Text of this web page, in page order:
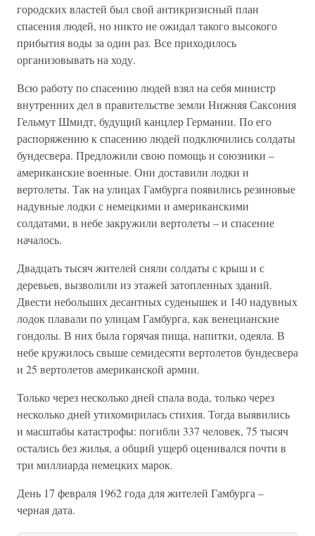
городских властей был свой антикризисный план
спасения людей, но никто не ожидал такого высокого
прибытия воды за один раз. Все приходилось
организовывать на ходу.
Всю работу по спасению людей взял на себя министр
внутренних дел в правительстве земли Нижняя Саксония
Гельмут Шмидт, будущий канцлер Германии. По его
распоряжению к спасению людей подключились солдаты
бундесвера. Предложили свою помощь и союзники –
американские военные. Они доставили лодки и
вертолеты. Так на улицах Гамбурга появились резиновые
надувные лодки с немецкими и американскими
солдатами, в небе закружили вертолеты – и спасение
началось.
Двадцать тысяч жителей сняли солдаты с крыш и с
деревьев, вызволили из этажей затопленных зданий.
Двести небольших десантных суденышек и 140 надувных
лодок плавали по улицам Гамбурга, как венецианские
гондолы. В них была горячая пища, напитки, одеяла. В
небе кружилось свыше семидесяти вертолетов бундесвера
и 25 вертолетов американской армии.
Только через несколько дней спала вода, только через
несколько дней утихомирилась стихия. Тогда выявились
и масштабы катастрофы: погибли 337 человек, 75 тысяч
остались без жилья, а общий ущерб оценивался почти в
три миллиарда немецких марок.
День 17 февраля 1962 года для жителей Гамбурга –
черная дата.